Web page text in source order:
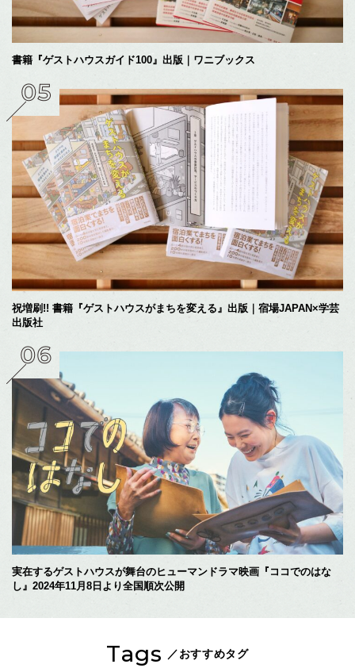
書籍『ゲストハウスガイド100』出版｜ワニブックス
祝増刷!! 書籍『ゲストハウスがまちを変える』出版｜宿場JAPAN×学芸
出版社
実在するゲストハウスが舞台のヒューマンドラマ映画『ココでのはな
し』2024年11月8日より全国順次公開
Tags ／おすすめタグ